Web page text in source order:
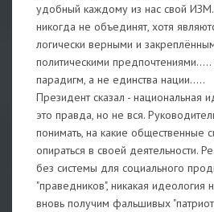
удобный каждому из нас свой
никогда не объединят, хотя
логически верными и
политическими
парадигм, а не единства нации.....
Президент сказал - национальная
это правда, но не вся.
понимать, на какие общественные
опираться в своей деятельности.
без системы для социального
"праведников", никакая идеология
вновь получим фальшивых